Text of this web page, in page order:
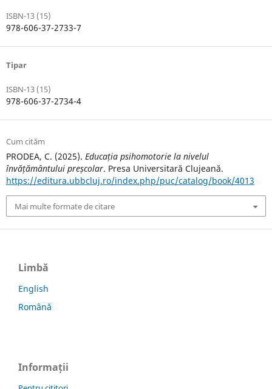
ISBN-13 (15)
978-606-37-2733-7
Tipar
ISBN-13 (15)
978-606-37-2734-4
Cum cităm
PRODEA, C. (2025). Educația psihomotorie la nivelul
învățământului preșcolar. Presa Universitară Clujeană.
https://editura.ubbcluj.ro/index.php/puc/catalog/book/4013
Mai multe formate de citare
Limbă
English
Română
Informații